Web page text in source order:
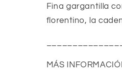
Fina gargantilla
florentino, la
MÁS